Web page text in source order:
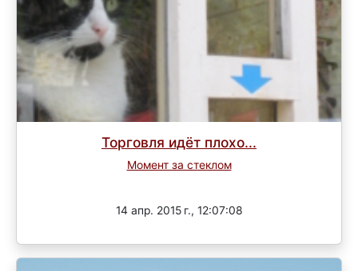
Торговля идёт плохо...
Момент за стеклом
14 апр. 2015 г., 12:07:08